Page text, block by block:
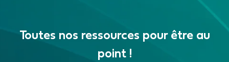
Toutes nos ressources pour être au
point !